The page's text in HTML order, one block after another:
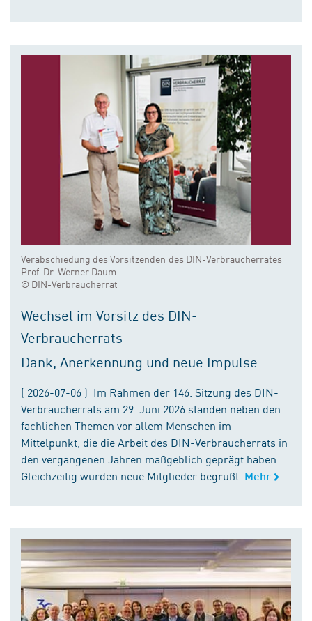
Verabschiedung des Vorsitzenden des DIN-Verbraucherrates
Prof. Dr. Werner Daum
© DIN-Verbraucherrat
Wechsel im Vorsitz des DIN-
Verbraucherrats
Dank, Anerkennung und neue Impulse
( 2026-07-06 ) Im Rahmen der 146. Sitzung des DIN-
Verbraucherrats am 29. Juni 2026 standen neben den
fachlichen Themen vor allem Menschen im
Mittelpunkt, die die Arbeit des DIN-Verbraucherrats in
den vergangenen Jahren maßgeblich geprägt haben.
Gleichzeitig wurden neue Mitglieder begrüßt. Mehr